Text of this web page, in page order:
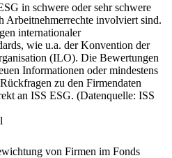
in schwere oder sehr schwere
Arbeitnehmerrechte involviert sind.
internationaler
wie u.a. der Konvention der
(ILO). Die Bewertungen
Informationen oder mindestens
zu den Firmendaten
an ISS ESG. (Datenquelle: ISS
von Firmen im Fonds